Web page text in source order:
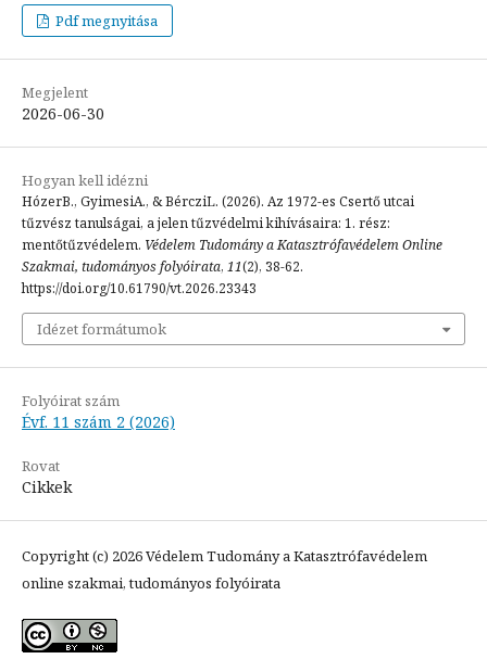
Pdf megnyitása
Megjelent
2026-06-30
Hogyan kell idézni
HózerB., GyimesiA., & BércziL. (2026). Az 1972-es Csertő utcai
tűzvész tanulságai, a jelen tűzvédelmi kihívásaira: 1. rész:
mentőtűzvédelem. Védelem Tudomány a Katasztrófavédelem Online
Szakmai, tudományos folyóirata, 11(2), 38-62.
https://doi.org/10.61790/vt.2026.23343
Idézet formátumok
Folyóirat szám
Évf. 11 szám 2 (2026)
Rovat
Cikkek
Copyright (c) 2026 Védelem Tudomány a Katasztrófavédelem
online szakmai, tudományos folyóirata